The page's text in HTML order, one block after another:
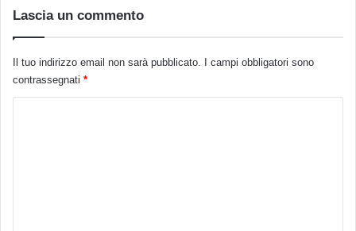
Lascia un commento
Il tuo indirizzo email non sarà pubblicato.
I campi obbligatori sono
contrassegnati *